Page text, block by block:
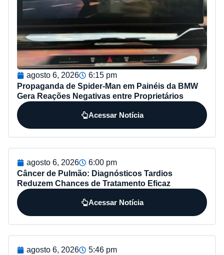
agosto 6, 2026
6:15 pm
Propaganda de Spider-Man em Painéis da BMW
Gera Reações Negativas entre Proprietários
Acessar Notícia
agosto 6, 2026
6:00 pm
Câncer de Pulmão: Diagnósticos Tardios
Reduzem Chances de Tratamento Eficaz
Acessar Notícia
agosto 6, 2026
5:46 pm